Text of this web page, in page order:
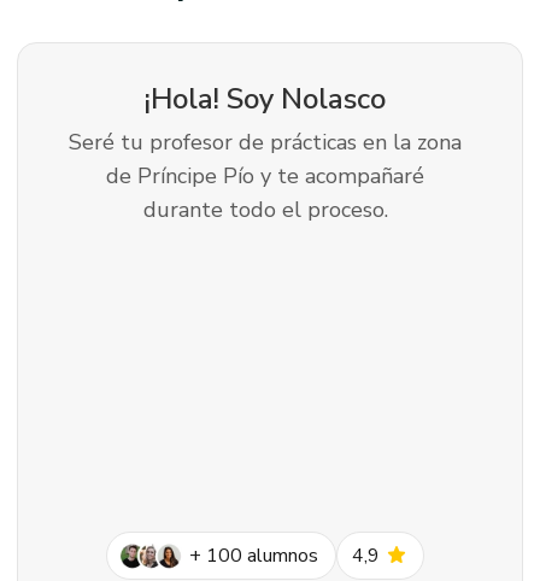
¡Hola! Soy Nolasco
Seré tu profesor de prácticas en la zona
de Príncipe Pío y te acompañaré
durante todo el proceso.
+ 100 alumnos 4,9 star